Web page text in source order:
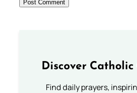
Discover
Find daily prayers,